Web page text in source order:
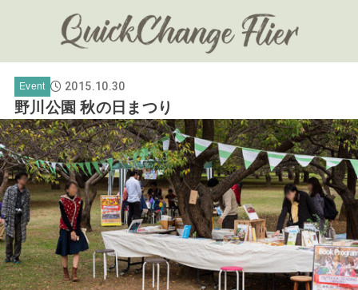
Event 2015.10.30
野川公園 秋の日まつり